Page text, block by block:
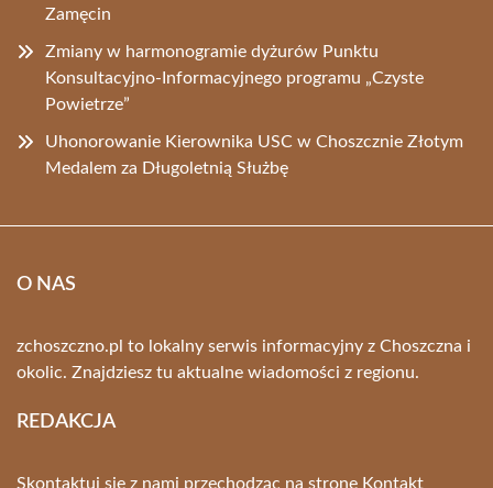
Zamęcin
Zmiany w harmonogramie dyżurów Punktu
Konsultacyjno-Informacyjnego programu „Czyste
Powietrze”
Uhonorowanie Kierownika USC w Choszcznie Złotym
Medalem za Długoletnią Służbę
O NAS
zchoszczno.pl to lokalny serwis informacyjny z Choszczna i
okolic. Znajdziesz tu aktualne wiadomości z regionu.
REDAKCJA
Skontaktuj się z nami przechodząc na stronę Kontakt